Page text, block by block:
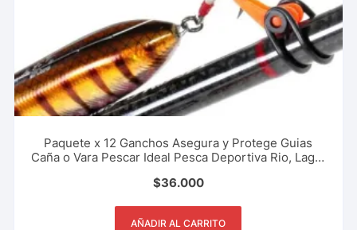
Paquete x 12 Ganchos Asegura y Protege Guias
Caña o Vara Pescar Ideal Pesca Deportiva Rio, Lago,
$36.000
AÑADIR AL CARRITO